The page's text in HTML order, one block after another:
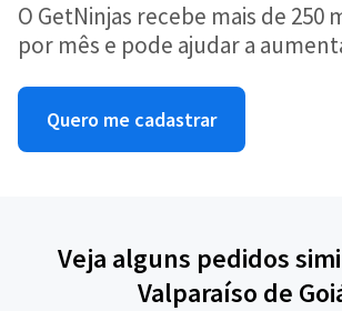
O GetNinjas recebe mais de 250
por mês e pode ajudar a
Quero me cadastrar
Veja alguns pedidos
Valparaíso de